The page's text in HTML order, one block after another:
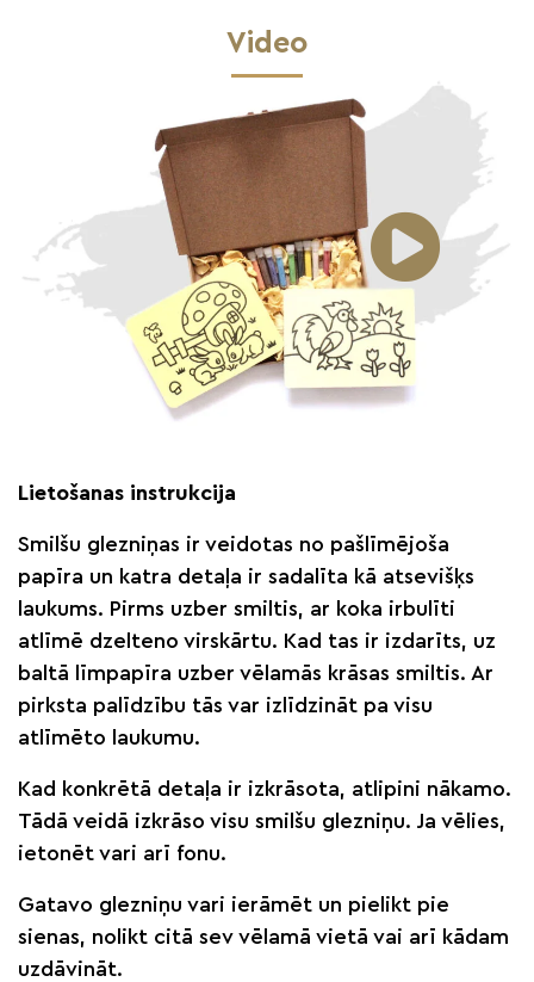
Video
Lietošanas instrukcija
Smilšu glezniņas ir veidotas no pašlīmējoša
papīra un katra detaļa ir sadalīta kā atsevišķs
laukums. Pirms uzber smiltis, ar koka irbulīti
atlīmē dzelteno virskārtu. Kad tas ir izdarīts, uz
baltā līmpapīra uzber vēlamās krāsas smiltis. Ar
pirksta palīdzību tās var izlīdzināt pa visu
atlīmēto laukumu.
Kad konkrētā detaļa ir izkrāsota, atlipini nākamo.
Tādā veidā izkrāso visu smilšu glezniņu. Ja vēlies,
ietonēt vari arī fonu.
Gatavo glezniņu vari ierāmēt un pielikt pie
sienas, nolikt citā sev vēlamā vietā vai arī kādam
uzdāvināt.